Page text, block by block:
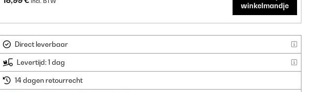
winkelmandje
Direct leverbaar
Levertijd: 1 dag
14 dagen retourrecht